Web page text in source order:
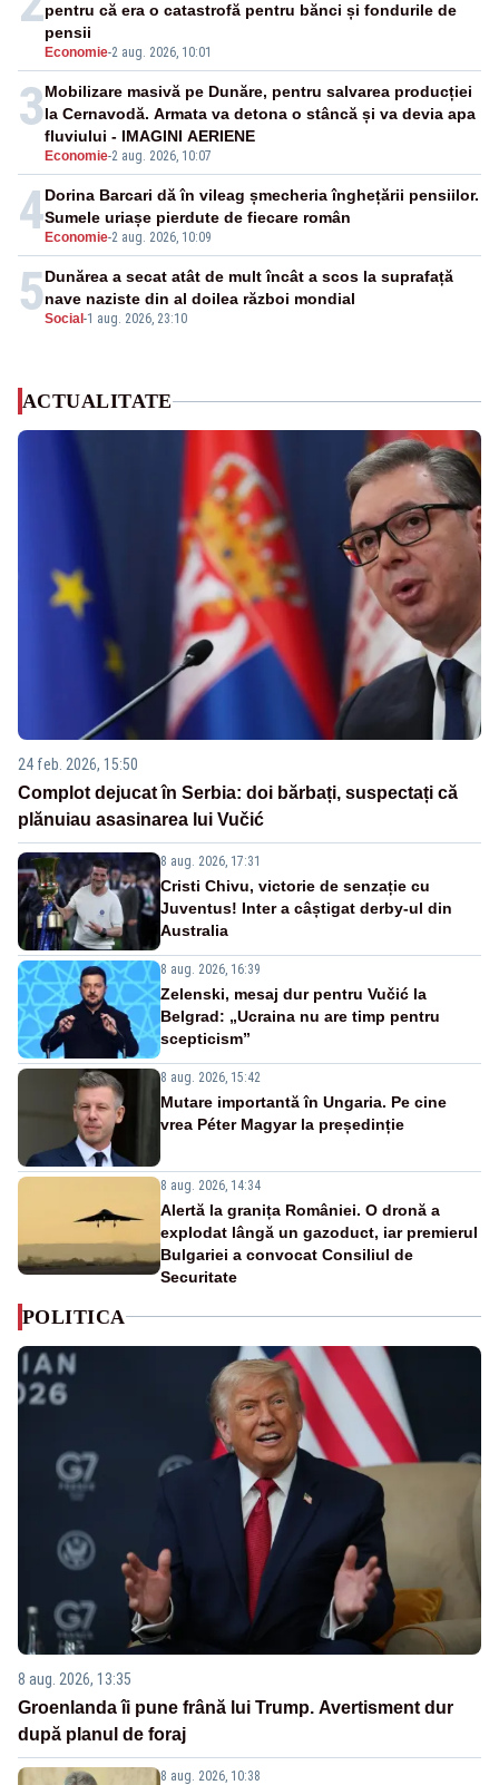
Economie-2 aug. 2026, 10:01
pentru că era o catastrofă pentru bănci și fondurile de
pensii
3
Economie-2 aug. 2026, 10:07
Mobilizare masivă pe Dunăre, pentru salvarea producției
la Cernavodă. Armata va detona o stâncă și va devia apa
fluviului - IMAGINI AERIENE
4 Economie-2 aug. 2026, 10:09
Dorina Barcari dă în vileag șmecheria înghețării pensiilor.
Sumele uriașe pierdute de fiecare român
5Social -1 aug. 2026, 23:10
Dunărea a secat atât de mult încât a scos la suprafață
nave naziste din al doilea război mondial
ACTUALITATE
24 feb. 2026, 15:50
Complot dejucat în Serbia: doi bărbați, suspectați că
plănuiau asasinarea lui Vučić
8 aug. 2026, 17:31
Cristi Chivu, victorie de senzație cu
Juventus! Inter a câștigat derby-ul din
Australia
8 aug. 2026, 16:39
Zelenski, mesaj dur pentru Vučić la
Belgrad: „Ucraina nu are timp pentru
scepticism”
8 aug. 2026, 15:42
Mutare importantă în Ungaria. Pe cine
vrea Péter Magyar la președinție
8 aug. 2026, 14:34
Alertă la granița României. O dronă a
explodat lângă un gazoduct, iar premierul
Bulgariei a convocat Consiliul de
Securitate
POLITICA
8 aug. 2026, 13:35
Groenlanda îi pune frână lui Trump. Avertisment dur
după planul de foraj
8 aug. 2026, 10:38